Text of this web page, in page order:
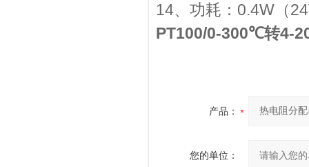
14、功耗：0.4W（
PT100/0-300℃转4-
产品：
您的单位：